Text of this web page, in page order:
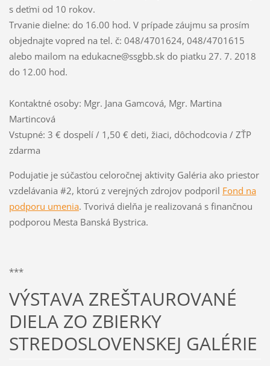
s deťmi od 10 rokov.
Trvanie dielne: do 16.00 hod. V prípade záujmu sa prosím
objednajte vopred na tel. č: 048/4701624, 048/4701615
alebo mailom na edukacne@ssgbb.sk do piatku 27. 7. 2018
do 12.00 hod.
Kontaktné osoby: Mgr. Jana Gamcová, Mgr. Martina
Martincová
Vstupné: 3 € dospelí / 1,50 € deti, žiaci, dôchodcovia / ZŤP
zdarma
Podujatie je súčasťou celoročnej aktivity Galéria ako priestor
vzdelávania #2, ktorú z verejných zdrojov podporil Fond na
podporu umenia. Tvorivá dielňa je realizovaná s finančnou
podporou Mesta Banská Bystrica.
***
VÝSTAVA ZREŠTAUROVANÉ
DIELA ZO ZBIERKY
STREDOSLOVENSKEJ GALÉRIE